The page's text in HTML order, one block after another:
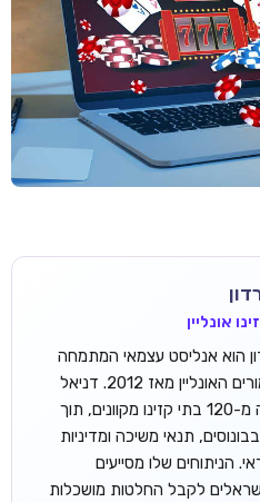
אונליין
הוא אנליסט עצמאי המתמחה
בשוק ההימורים האונליין מאז 2012. דניאל
בחן למעלה מ-120 בתי קזינו מקוונים, תוך
תנאי משיכה ומדיניות
הניתוחים שלו מסייעים
לקבל החלטות מושכלות